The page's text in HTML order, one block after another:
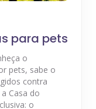
para pets
o
pets, sabe o
contra
Casa do
o